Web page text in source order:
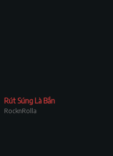
Rút Súng Là Bắn
RocknRolla